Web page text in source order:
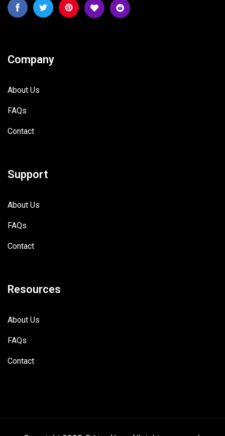
Company
About Us
FAQs
Contact
Support
About Us
FAQs
Contact
Resources
About Us
FAQs
Contact